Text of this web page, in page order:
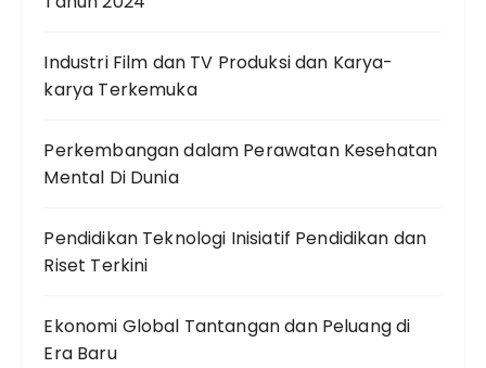
Industri Film dan TV Produksi dan Karya-
karya Terkemuka
Perkembangan dalam Perawatan Kesehatan
Mental Di Dunia
Pendidikan Teknologi Inisiatif Pendidikan dan
Riset Terkini
Ekonomi Global Tantangan dan Peluang di
Era Baru